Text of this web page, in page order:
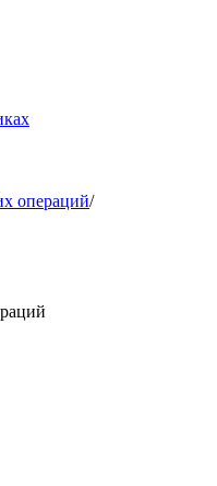
операций/